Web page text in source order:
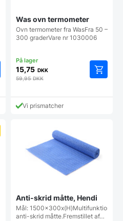
Was ovn termometer
Ovn termometer fra WasFra 50 –
300 graderVare nr 1030006
15,75 DKK
59,95DKK
Vi prismatcher
Anti-skrid måtte, Hendi
Mål: 1500x300x(H)Multifunktionel
anti-skrid måtte.Fremstillet af…